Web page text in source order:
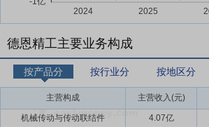
德恩精工主要业务构成
按产品分 按行业分 按地区分
主营构成 主营收入(元)
机械传动与传动联结件 4.07亿